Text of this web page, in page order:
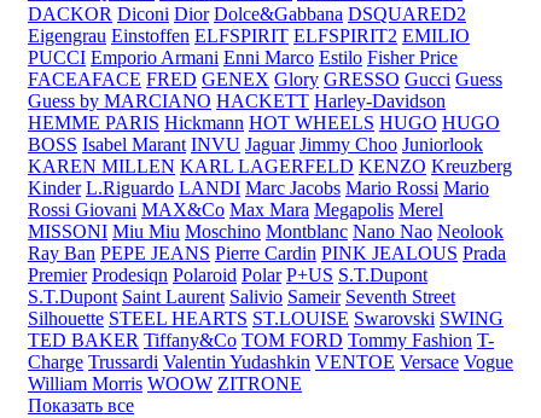
DACKOR Diconi Dior Dolce&Gabbana DSQUARED2
Eigengrau Einstoffen ELFSPIRIT ELFSPIRIT2 EMILIO
PUCCI Emporio Armani Enni Marco Estilo Fisher Price
FACEAFACE FRED GENEX Glory GRESSO Gucci Guess
Guess by MARCIANO HACKETT Harley-Davidson
HEMME PARIS Hickmann HOT WHEELS HUGO HUGO
BOSS Isabel Marant INVU Jaguar Jimmy Choo Juniorlook
KAREN MILLEN KARL LAGERFELD KENZO Kreuzberg
Kinder L.Riguardo LANDI Marc Jacobs Mario Rossi Mario
Rossi Giovani MAX&Co Max Mara Megapolis Merel
MISSONI Miu Miu Moschino Montblanc Nano Nao Neolook
Ray Ban PEPE JEANS Pierre Cardin PINK JEALOUS Prada
Premier Prodesiqn Polaroid Polar P+US S.T.Dupont
S.T.Dupont Saint Laurent Salivio Sameir Seventh Street
Silhouette STEEL HEARTS ST.LOUISE Swarovski SWING
TED BAKER Tiffany&Co TOM FORD Tommy Fashion T-
Charge Trussardi Valentin Yudashkin VENTOE Versace Vogue
William Morris WOOW ZITRONE
Показать все